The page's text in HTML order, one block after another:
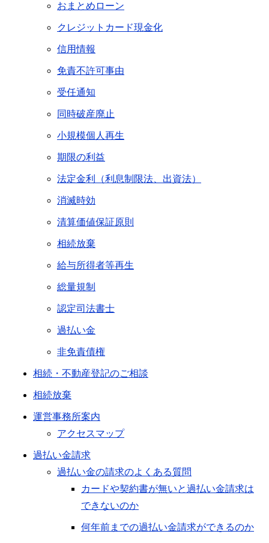
おまとめローン
クレジットカード現金化
信用情報
免責不許可事由
受任通知
同時破産廃止
小規模個人再生
期限の利益
法定金利（利息制限法、出資法）
消滅時効
清算価値保証原則
相続放棄
給与所得者等再生
総量規制
認定司法書士
過払い金
非免責債権
相続・不動産登記のご相談
相続放棄
運営事務所案内
アクセスマップ
過払い金請求
過払い金の請求のよくある質問
カードや契約書が無いと過払い金請求は
できないのか
何年前までの過払い金請求ができるのか